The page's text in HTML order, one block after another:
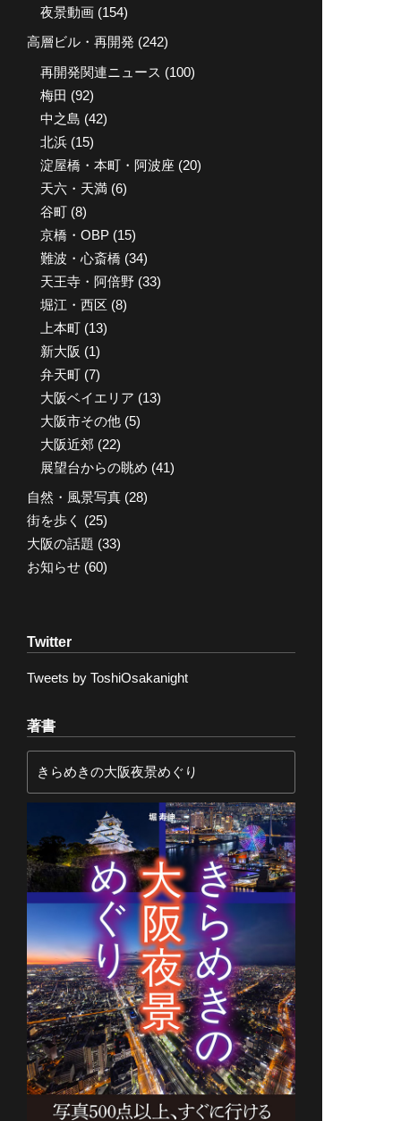
夜景動画 (154)
高層ビル・再開発 (242)
再開発関連ニュース (100)
梅田 (92)
中之島 (42)
北浜 (15)
淀屋橋・本町・阿波座 (20)
天六・天満 (6)
谷町 (8)
京橋・OBP (15)
難波・心斎橋 (34)
天王寺・阿倍野 (33)
堀江・西区 (8)
上本町 (13)
新大阪 (1)
弁天町 (7)
大阪ベイエリア (13)
大阪市その他 (5)
大阪近郊 (22)
展望台からの眺め (41)
自然・風景写真 (28)
街を歩く (25)
大阪の話題 (33)
お知らせ (60)
Twitter
Tweets by ToshiOsakanight
著書
きらめきの大阪夜景めぐり